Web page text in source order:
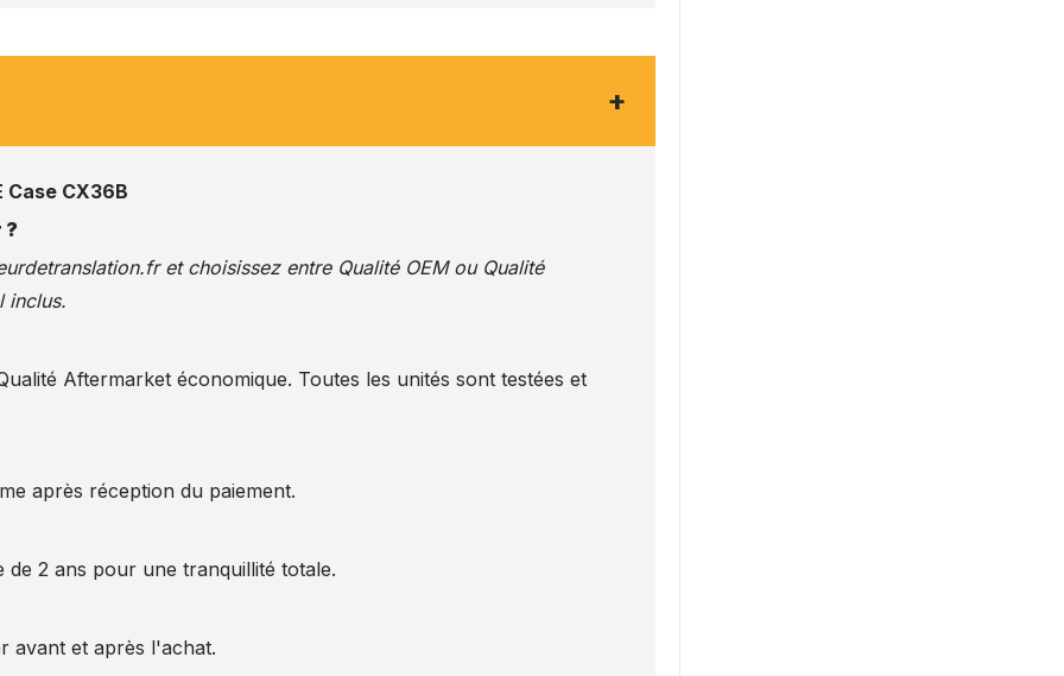
+
Case CX36B
?
et choisissez entre Qualité OEM ou Qualité
inclus.
Aftermarket économique. Toutes les unités sont testées et
après réception du paiement.
2 ans pour une tranquillité totale.
avant et après l'achat.